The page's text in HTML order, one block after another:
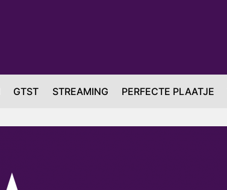
GTST STREAMING PERFECTE PLAATJE